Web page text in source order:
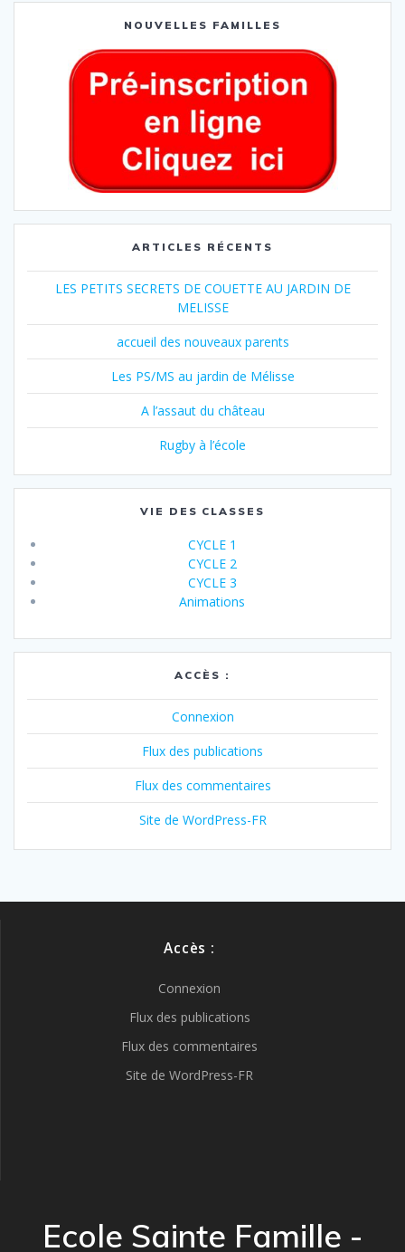
NOUVELLES FAMILLES
ARTICLES RÉCENTS
LES PETITS SECRETS DE COUETTE AU JARDIN DE
MELISSE
accueil des nouveaux parents
Les PS/MS au jardin de Mélisse
A l’assaut du château
Rugby à l’école
VIE DES CLASSES
CYCLE 1
CYCLE 2
CYCLE 3
Animations
ACCÈS :
Connexion
Flux des publications
Flux des commentaires
Site de WordPress-FR
Accès :
Connexion
Flux des publications
Flux des commentaires
Site de WordPress-FR
Ecole Sainte Famille -